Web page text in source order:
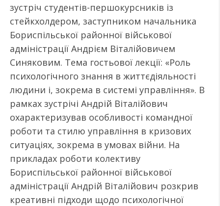
зустріч студентів-першокурсників із
стейкхолдером, заступником начальника
Бориспільської районної військової
адміністрації Андрієм Віталійовичем
Синяковим. Тема гостьової лекції: «Роль
психологічного знання в життєдіяльності
людини і, зокрема в системі управління». В
рамках зустрічі Андрій Віталійович
охарактеризував особливості командної
роботи та стилю управління в кризових
ситуаціях, зокрема в умовах війни. На
прикладах роботи колективу
Бориспільської районної військової
адміністрації Андрій Віталійович розкрив
креативні підходи щодо психологічної